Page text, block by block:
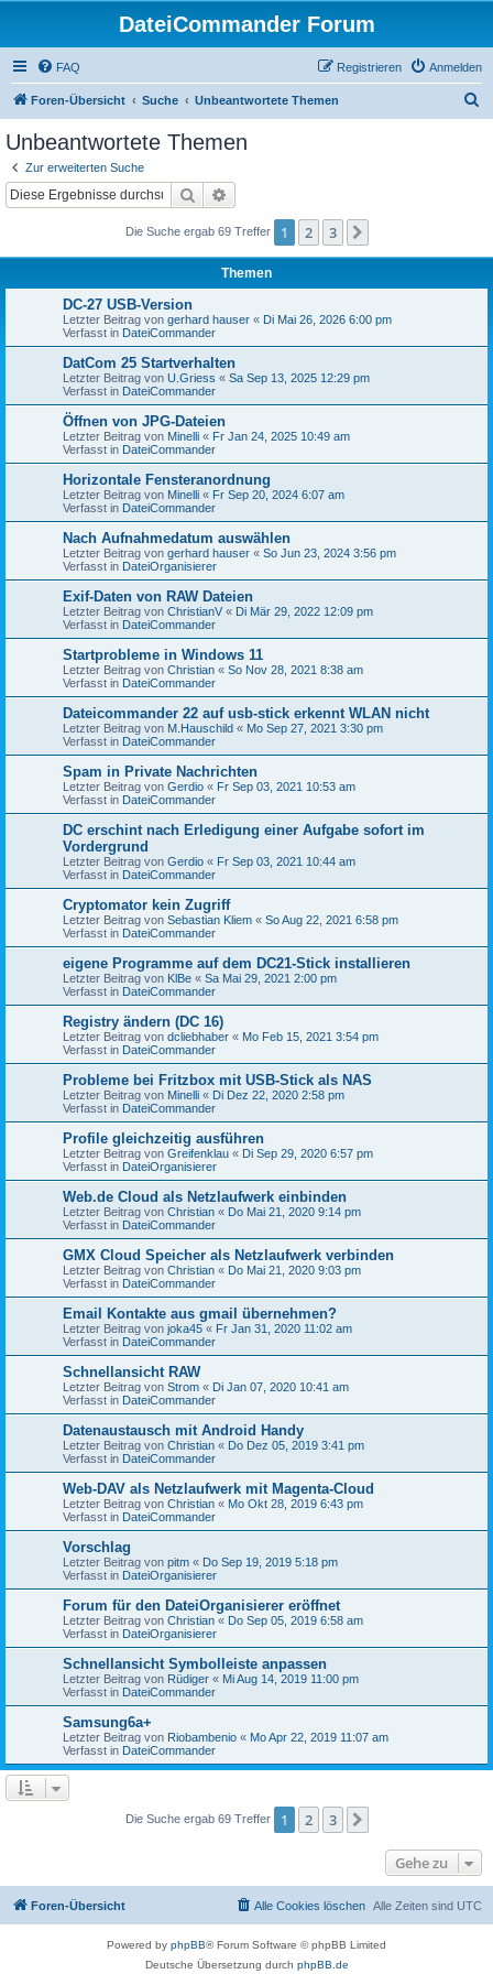
DateiCommander Forum
FAQ Anmelden
Registrieren
Foren-Übersicht Suche Unbeantwortete Themen
Unbeantwortete Themen
Zur erweiterten Suche
Suche
Die Suche ergab 69 Treffer 1 2 3
Themen
DC-27 USB-Version
Letzter Beitrag von gerhard hauser « Di Mai 26, 2026 6:00 pm
Verfasst in DateiCommander
DatCom 25 Startverhalten
Letzter Beitrag von U.Griess « Sa Sep 13, 2025 12:29 pm
Verfasst in DateiCommander
Öffnen von JPG-Dateien
Letzter Beitrag von Minelli « Fr Jan 24, 2025 10:49 am
Verfasst in DateiCommander
Horizontale Fensteranordnung
Letzter Beitrag von Minelli « Fr Sep 20, 2024 6:07 am
Verfasst in DateiCommander
Nach Aufnahmedatum auswählen
Letzter Beitrag von gerhard hauser « So Jun 23, 2024 3:56 pm
Verfasst in DateiOrganisierer
Exif-Daten von RAW Dateien
Letzter Beitrag von ChristianV « Di Mär 29, 2022 12:09 pm
Verfasst in DateiCommander
Startprobleme in Windows 11
Letzter Beitrag von Christian « So Nov 28, 2021 8:38 am
Verfasst in DateiCommander
Dateicommander 22 auf usb-stick erkennt WLAN nicht
Letzter Beitrag von M.Hauschild « Mo Sep 27, 2021 3:30 pm
Verfasst in DateiCommander
Spam in Private Nachrichten
Letzter Beitrag von Gerdio « Fr Sep 03, 2021 10:53 am
Verfasst in DateiCommander
DC erschint nach Erledigung einer Aufgabe sofort im
Vordergrund
Letzter Beitrag von Gerdio « Fr Sep 03, 2021 10:44 am
Verfasst in DateiCommander
Cryptomator kein Zugriff
Letzter Beitrag von Sebastian Kliem « So Aug 22, 2021 6:58 pm
Verfasst in DateiCommander
eigene Programme auf dem DC21-Stick installieren
Letzter Beitrag von KlBe « Sa Mai 29, 2021 2:00 pm
Verfasst in DateiCommander
Registry ändern (DC 16)
Letzter Beitrag von dcliebhaber « Mo Feb 15, 2021 3:54 pm
Verfasst in DateiCommander
Probleme bei Fritzbox mit USB-Stick als NAS
Letzter Beitrag von Minelli « Di Dez 22, 2020 2:58 pm
Verfasst in DateiCommander
Profile gleichzeitig ausführen
Letzter Beitrag von Greifenklau « Di Sep 29, 2020 6:57 pm
Verfasst in DateiOrganisierer
Web.de Cloud als Netzlaufwerk einbinden
Letzter Beitrag von Christian « Do Mai 21, 2020 9:14 pm
Verfasst in DateiCommander
GMX Cloud Speicher als Netzlaufwerk verbinden
Letzter Beitrag von Christian « Do Mai 21, 2020 9:03 pm
Verfasst in DateiCommander
Email Kontakte aus gmail übernehmen?
Letzter Beitrag von joka45 « Fr Jan 31, 2020 11:02 am
Verfasst in DateiCommander
Schnellansicht RAW
Letzter Beitrag von Strom « Di Jan 07, 2020 10:41 am
Verfasst in DateiCommander
Datenaustausch mit Android Handy
Letzter Beitrag von Christian « Do Dez 05, 2019 3:41 pm
Verfasst in DateiCommander
Web-DAV als Netzlaufwerk mit Magenta-Cloud
Letzter Beitrag von Christian « Mo Okt 28, 2019 6:43 pm
Verfasst in DateiCommander
Vorschlag
Letzter Beitrag von pitm « Do Sep 19, 2019 5:18 pm
Verfasst in DateiOrganisierer
Forum für den DateiOrganisierer eröffnet
Letzter Beitrag von Christian « Do Sep 05, 2019 6:58 am
Verfasst in DateiOrganisierer
Schnellansicht Symbolleiste anpassen
Letzter Beitrag von Rüdiger « Mi Aug 14, 2019 11:00 pm
Verfasst in DateiCommander
Samsung6a+
Letzter Beitrag von Riobambenio « Mo Apr 22, 2019 11:07 am
Verfasst in DateiCommander
Die Suche ergab 69 Treffer 1 2 3
Gehe zu
Foren-Übersicht Alle Zeiten sind UTC
Alle Cookies löschen
Powered by phpBB® Forum Software © phpBB Limited
Deutsche Übersetzung durch phpBB.de